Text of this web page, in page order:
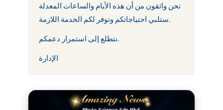
نحن واثقون من أن هذه الأيام والساعات المعدلة
ستلبي احتياجاتكم وتوفر لكم الخدمة اللازمة.
نتطلع إلى استمرار دعمكم.
الإدارة